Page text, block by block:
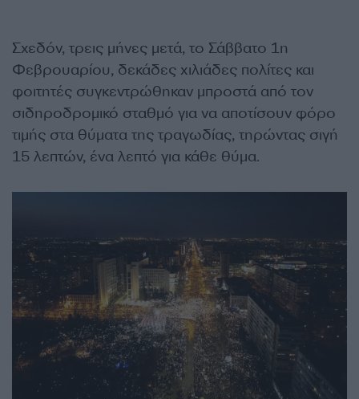
Σχεδόν, τρεις μήνες μετά, το Σάββατο 1η
Φεβρουαρίου, δεκάδες χιλιάδες πολίτες και
φοιτητές συγκεντρώθηκαν μπροστά από τον
σιδηροδρομικό σταθμό για να αποτίσουν φόρο
τιμής στα θύματα της τραγωδίας, τηρώντας σιγή
15 λεπτών, ένα λεπτό για κάθε θύμα.